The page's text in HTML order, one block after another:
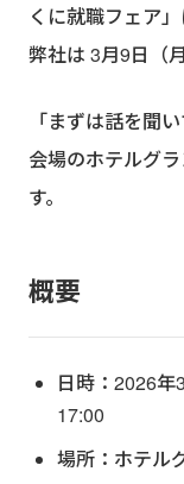
くに就職フェア」
弊社は 3月9日（
「まずは話を聞
会場のホテルグ
す。
概要
日時：2026
17:00
場所：ホテル